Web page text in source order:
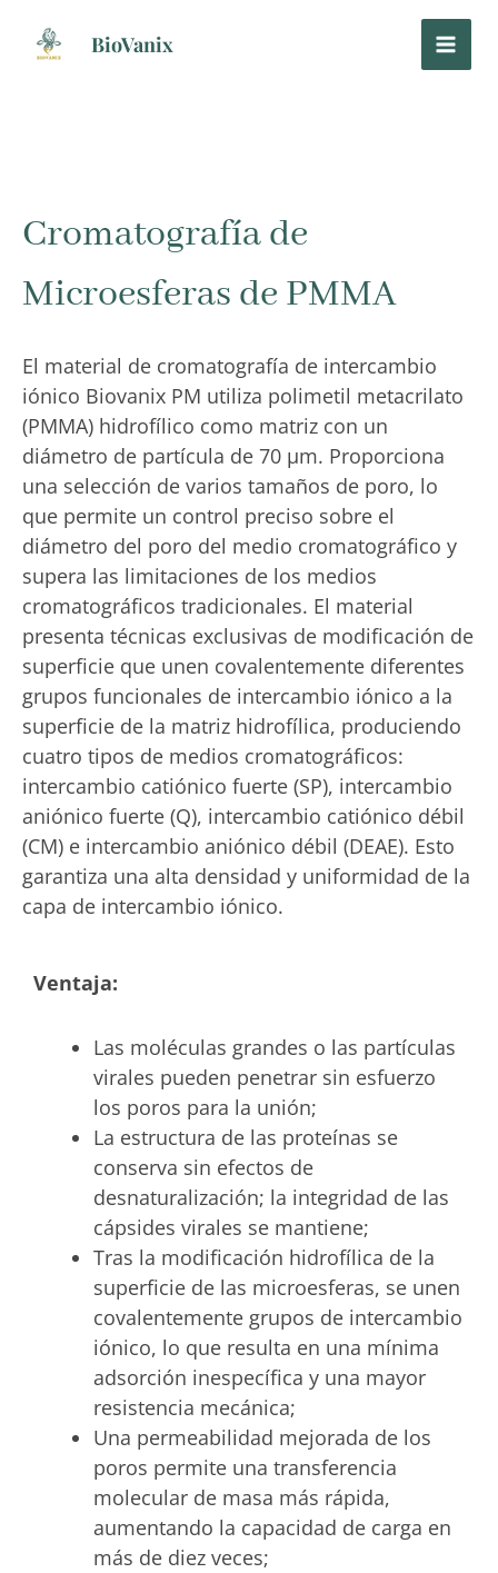
BioVanix
Cromatografía de
Microesferas de PMMA
El material de cromatografía de intercambio
iónico Biovanix PM utiliza polimetil metacrilato
(PMMA) hidrofílico como matriz con un
diámetro de partícula de 70 μm. Proporciona
una selección de varios tamaños de poro, lo
que permite un control preciso sobre el
diámetro del poro del medio cromatográfico y
supera las limitaciones de los medios
cromatográficos tradicionales. El material
presenta técnicas exclusivas de modificación de
superficie que unen covalentemente diferentes
grupos funcionales de intercambio iónico a la
superficie de la matriz hidrofílica, produciendo
cuatro tipos de medios cromatográficos:
intercambio catiónico fuerte (SP), intercambio
aniónico fuerte (Q), intercambio catiónico débil
(CM) e intercambio aniónico débil (DEAE). Esto
garantiza una alta densidad y uniformidad de la
capa de intercambio iónico.
Ventaja:
Las moléculas grandes o las partículas
virales pueden penetrar sin esfuerzo
los poros para la unión;
La estructura de las proteínas se
conserva sin efectos de
desnaturalización; la integridad de las
cápsides virales se mantiene;
Tras la modificación hidrofílica de la
superficie de las microesferas, se unen
covalentemente grupos de intercambio
iónico, lo que resulta en una mínima
adsorción inespecífica y una mayor
resistencia mecánica;
Una permeabilidad mejorada de los
poros permite una transferencia
molecular de masa más rápida,
aumentando la capacidad de carga en
más de diez veces;